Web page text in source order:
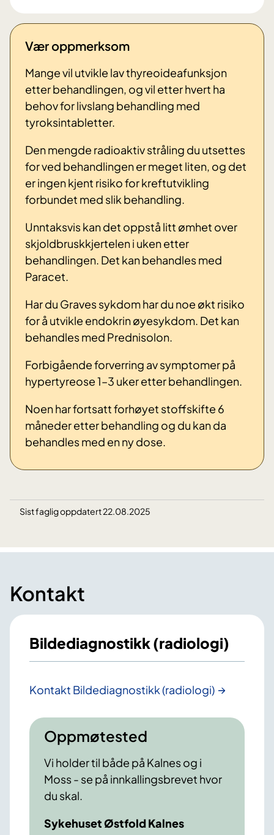
Vær oppmerksom
Mange vil utvikle lav thyreoideafunksjon
etter behandlingen, og vil etter hvert ha
behov for livslang behandling med
tyroksintabletter.
Den mengde radioaktiv stråling du utsettes
for ved behandlingen er meget liten, og det
er ingen kjent risiko for kreftutvikling
forbundet med slik behandling.
Unntaksvis kan det oppstå litt ømhet over
skjoldbruskkjertelen i uken etter
behandlingen. Det kan behandles med
Paracet.
Har du Graves sykdom har du noe økt risiko
for å utvikle endokrin øyesykdom. Det kan
behandles med Prednisolon.
Forbigående forverring av symptomer på
hypertyreose 1–3 uker etter behandlingen.
Noen har fortsatt forhøyet stoffskifte 6
måneder etter behandling og du kan da
behandles med en ny dose.
Sist faglig oppdatert 22.08.2025
Kontakt
Bildediagnostikk (radiologi)
Kontakt Bildediagnostikk (radiologi)
Oppmøtested
Vi holder til både på Kalnes og i
Moss - se på innkallingsbrevet hvor
du skal.
Sykehuset Østfold Kalnes